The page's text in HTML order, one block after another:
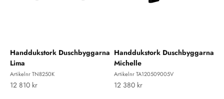
Handdukstork Duschbyggarna
Lima
Artikelnr TN8250K
REA-pris
12 810 kr
Handdukstork Duschbyggarna
Michelle
Artikelnr TA120509005V
REA-pris
12 380 kr